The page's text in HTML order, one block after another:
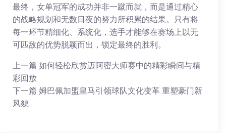
最终，女单冠军的成功并非一蹴而就，而是通过精心
的战略规划和无数日夜的努力所积累的结果。只有将
每一环节精细化、系统化，选手才能够在赛场上以无
可匹敌的优势脱颖而出，锁定最终的胜利。
上一篇 如何轻松欣赏迈阿密大师赛中的精彩瞬间与精
彩回放
下一篇 姆巴佩加盟皇马引领球队文化变革 重塑豪门新
风貌